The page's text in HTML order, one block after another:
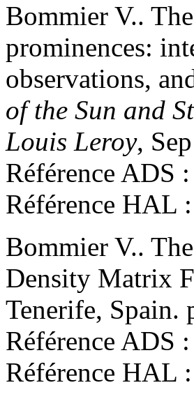
Bommier V..
prominences:
observations,
of the Sun and
Louis Leroy,
Référence ADS :
Référence HAL :
Bommier V..
Density Matrix
Tenerife, Spain.
Référence ADS :
Référence HAL :